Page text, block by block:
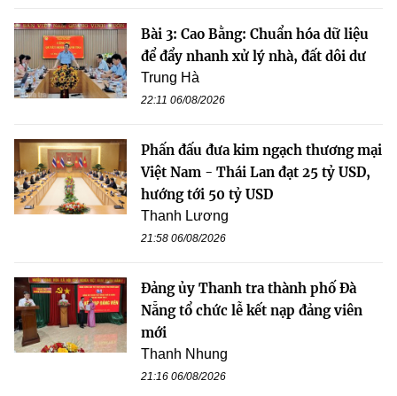
Bài 3: Cao Bằng: Chuẩn hóa dữ liệu
để đẩy nhanh xử lý nhà, đất dôi dư
Trung Hà
22:11 06/08/2026
Phấn đấu đưa kim ngạch thương mại
Việt Nam - Thái Lan đạt 25 tỷ USD,
hướng tới 50 tỷ USD
Thanh Lương
21:58 06/08/2026
Đảng ủy Thanh tra thành phố Đà
Nẵng tổ chức lễ kết nạp đảng viên
mới
Thanh Nhung
21:16 06/08/2026